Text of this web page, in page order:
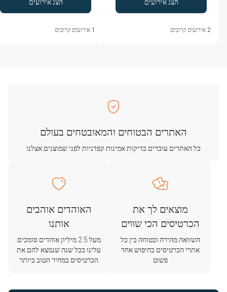
הצג אירועים
2 אירועים קרובים
הצג אירועים
1 אירועים קרובים
האתרים הבטוחים והמאובטחים בעולם
כל האתרים עוברים בדיקות אמינות קפדניות לפני שמוצגים אצלנו
מוצאים לך את
הכרטיסים הכי שווים
השוואה מהירה ובטוחה בין כל
אתרי הכרטיסים בחיפוש אחד
פשוט
האוהדים אוהבים
אותנו
מעל 2.5 מיליון אוהדים סומכים
עלינו בכל שנה שנמצא להם את
הכרטיסים במחיר הטוב ביותר